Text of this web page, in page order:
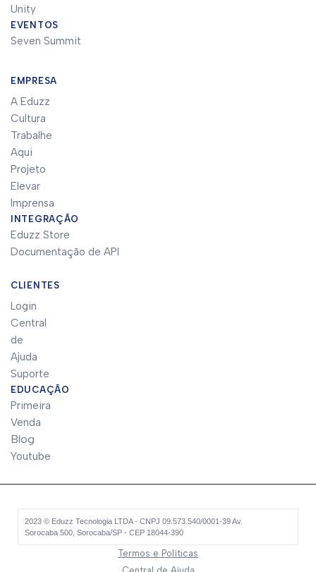
Unity
EVENTOS
Seven Summit
A Eduzz
Cultura
Trabalhe
Aqui
Projeto
Elevar
Imprensa
INTEGRAÇÃO
Eduzz Store
Documentação de API
EMPRESA
Login
Central
de
Ajuda
Suporte
EDUCAÇÃO
Primeira
Venda
Blog
Youtube
CLIENTES
2023 © Eduzz Tecnologia LTDA - CNPJ 09.573.540/0001-39 Av.
Sorocaba 500, Sorocaba/SP - CEP 18044-390
Termos e Políticas